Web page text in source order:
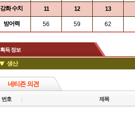
강화 수치 11 12 13
방어력 56 59 62
획득 정보
생산
네티즌 의견
번호 제목